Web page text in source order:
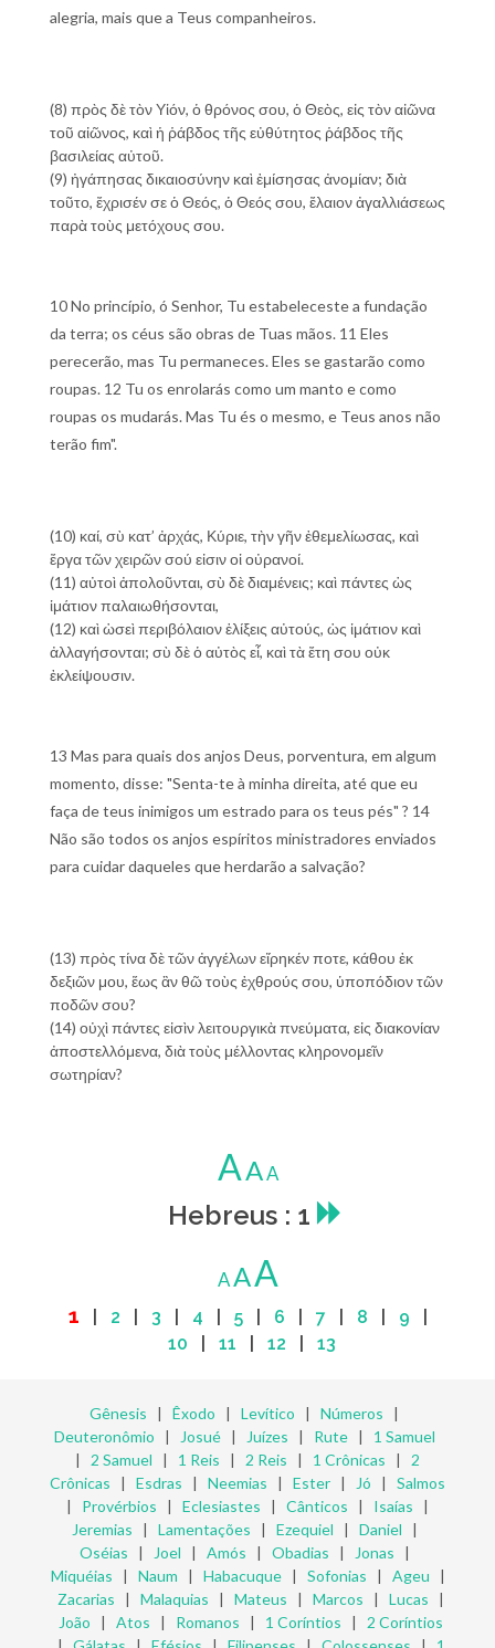
alegria, mais que a Teus companheiros.
(8) πρὸς δὲ τὸν Υἱόν, ὁ θρόνος σου, ὁ Θεὸς, εἰς τὸν αἰῶνα
τοῦ αἰῶνος, καὶ ἡ ῥάβδος τῆς εὐθύτητος ῥάβδος τῆς
βασιλείας αὐτοῦ.
(9) ἠγάπησας δικαιοσύνην καὶ ἐμίσησας ἀνομίαν; διὰ
τοῦτο, ἔχρισέν σε ὁ Θεός, ὁ Θεός σου, ἔλαιον ἀγαλλιάσεως
παρὰ τοὺς μετόχους σου.
10 No princípio, ó Senhor, Tu estabeleceste a fundação
da terra; os céus são obras de Tuas mãos. 11 Eles
perecerão, mas Tu permaneces. Eles se gastarão como
roupas. 12 Tu os enrolarás como um manto e como
roupas os mudarás. Mas Tu és o mesmo, e Teus anos não
terão fim".
(10) καί, σὺ κατ’ ἀρχάς, Κύριε, τὴν γῆν ἐθεμελίωσας, καὶ
ἔργα τῶν χειρῶν σού εἰσιν οἱ οὐρανοί.
(11) αὐτοὶ ἀπολοῦνται, σὺ δὲ διαμένεις; καὶ πάντες ὡς
ἱμάτιον παλαιωθήσονται,
(12) καὶ ὡσεὶ περιβόλαιον ἑλίξεις αὐτούς, ὡς ἱμάτιον καὶ
ἀλλαγήσονται; σὺ δὲ ὁ αὐτὸς εἶ, καὶ τὰ ἔτη σου οὐκ
ἐκλείψουσιν.
13 Mas para quais dos anjos Deus, porventura, em algum
momento, disse: "Senta-te à minha direita, até que eu
faça de teus inimigos um estrado para os teus pés" ? 14
Não são todos os anjos espíritos ministradores enviados
para cuidar daqueles que herdarão a salvação?
(13) πρὸς τίνα δὲ τῶν ἀγγέλων εἴρηκέν ποτε, κάθου ἐκ
δεξιῶν μου, ἕως ἂν θῶ τοὺς ἐχθρούς σου, ὑποπόδιον τῶν
ποδῶν σου?
(14) οὐχὶ πάντες εἰσὶν λειτουργικὰ πνεύματα, εἰς διακονίαν
ἀποστελλόμενα, διὰ τοὺς μέλλοντας κληρονομεῖν
σωτηρίαν?
AAA
Hebreus : 1
AAA
1 2 3 4 5| 6 7 8 9
10
11 12 13
Gênesis | Êxodo | Levítico | Números |
Deuteronômio | Josué| Juízes | Rute| 1 Samuel
| 2 Samuel | 1 Reis | 2 Reis | 1 Crônicas | 2
Crônicas | Esdras | Neemias | Ester | Jó | Salmos
| Provérbios | Eclesiastes | Cânticos | Isaías |
Jeremias | Lamentações | Ezequiel | Daniel |
Oséias | Joel | Amós | Obadias | Jonas |
Miquéias | Naum | Habacuque| Sofonias | Ageu |
Zacarias | Malaquias | Mateus | Marcos | Lucas |
João | Atos | Romanos | 1 Coríntios | 2 Coríntios